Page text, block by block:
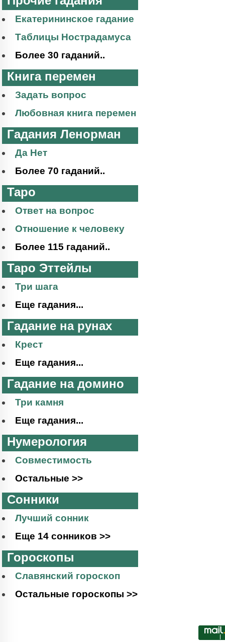
Екатерининское гадание
Таблицы Нострадамуса
Более 30 гаданий..
Книга перемен
Задать вопрос
Любовная книга перемен
Гадания Ленорман
Да Нет
Более 70 гаданий..
Таро
Ответ на вопрос
Отношение к человеку
Более 115 гаданий..
Таро Эттейлы
Три шага
Еще гадания...
Гадание на рунах
Крест
Еще гадания...
Гадание на домино
Три камня
Еще гадания...
Нумерология
Совместимость
Остальные >>
Сонники
Лучший сонник
Еще 14 сонников >>
Гороскопы
Славянский гороскоп
Остальные гороскопы >>